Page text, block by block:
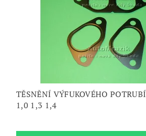
TĚSNĚNÍ VÝFUKOVÉHO
1,0 1,3 1,4